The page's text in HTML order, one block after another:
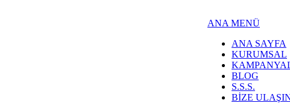
ANA MENÜ
ANA SAYFA
KURUMSAL
BLOG
S.S.S.
BİZE